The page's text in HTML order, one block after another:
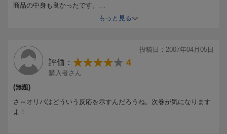
商品の中身も良かったです。
もっと見る
投稿日：2007年04月05日
評価： 4
購入者さん
(無題)
さ～オリバはどういう反応を示すんだろうね。次巻が気になります
よ！